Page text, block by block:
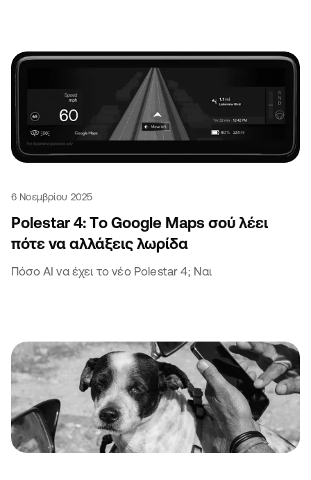
6 Νοεμβρίου 2025
Polestar 4: Tο Google Maps σού λέει
πότε να αλλάξεις λωρίδα
Πόσο AI να έχει το νέο Polestar 4; Ναι